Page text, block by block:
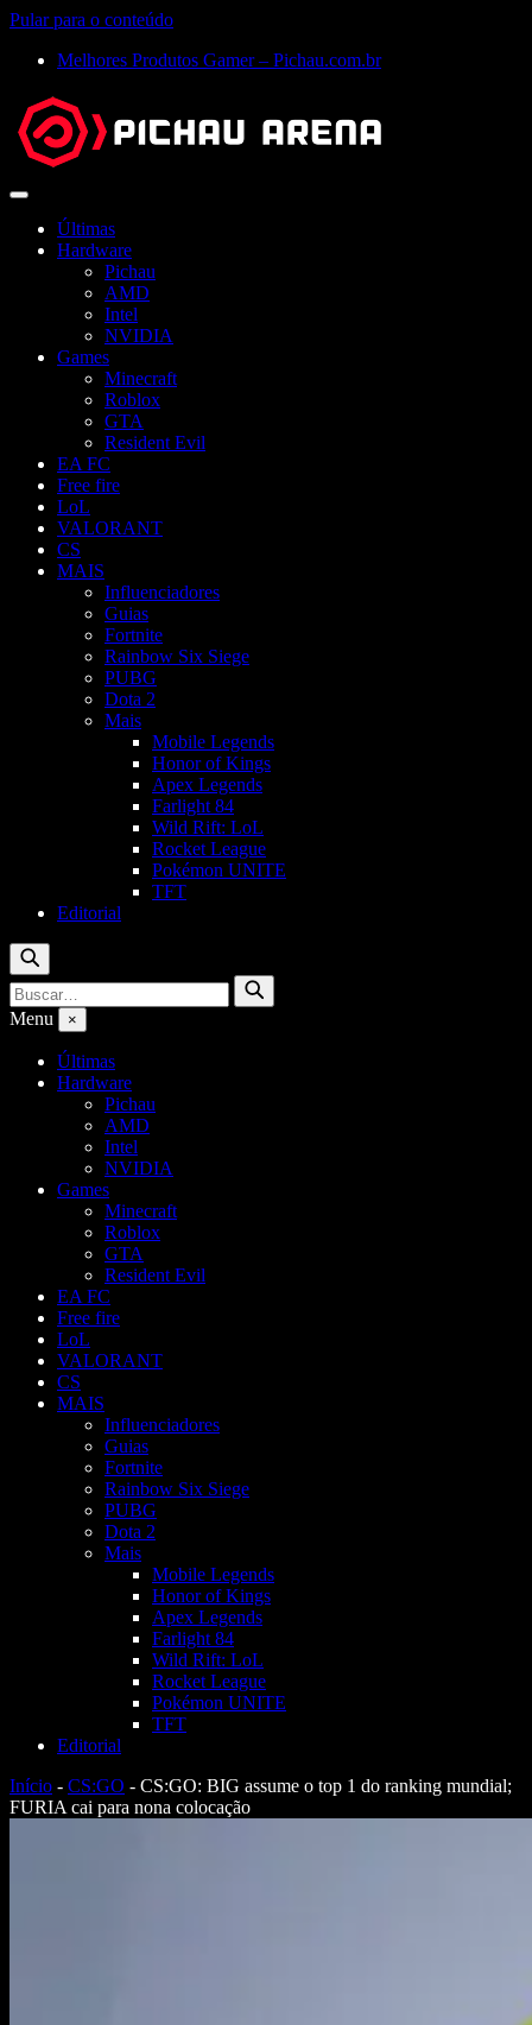
Pular para o conteúdo
Melhores Produtos Gamer – Pichau.com.br
Abrir
Últimas
Hardware
Pichau
AMD
Intel
NVIDIA
Games
Minecraft
Roblox
GTA
Resident Evil
EA FC
Free fire
LoL
VALORANT
CS
MAIS
Influenciadores
Guias
Fortnite
Rainbow Six Siege
PUBG
Dota 2
Mais
Mobile Legends
Honor of Kings
Apex Legends
Farlight 84
Wild Rift: LoL
Rocket League
Pokémon UNITE
TFT
Editorial
Buscar
Buscar
por:
Buscar
Menu ×
Últimas
Hardware
Pichau
AMD
Intel
NVIDIA
Games
Minecraft
Roblox
GTA
Resident Evil
EA FC
Free fire
LoL
VALORANT
CS
MAIS
Influenciadores
Guias
Fortnite
Rainbow Six Siege
PUBG
Dota 2
Mais
Mobile Legends
Honor of Kings
Apex Legends
Farlight 84
Wild Rift: LoL
Rocket League
Pokémon UNITE
TFT
Editorial
Início - CS:GO - CS:GO: BIG assume o top 1 do ranking mundial;
FURIA cai para nona colocação